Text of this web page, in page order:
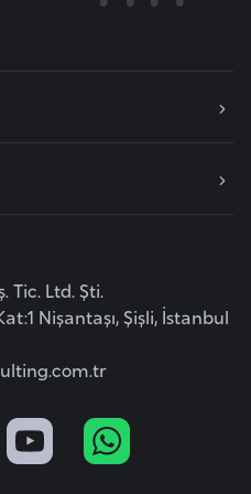
Tic. Ltd. Şti.
Nişantaşı, Şişli, İstanbul